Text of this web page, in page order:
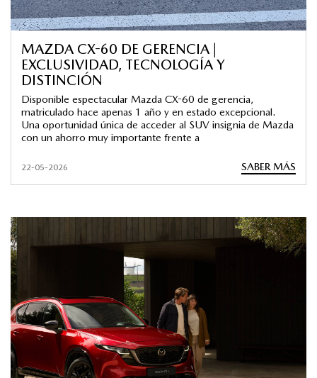
MAZDA CX-60 DE GERENCIA |
EXCLUSIVIDAD, TECNOLOGÍA Y
DISTINCIÓN
Disponible espectacular Mazda CX-60 de gerencia,
matriculado hace apenas 1 año y en estado excepcional.
Una oportunidad única de acceder al SUV insignia de Mazda
con un ahorro muy importante frente a
22-05-2026 SABER MÁS